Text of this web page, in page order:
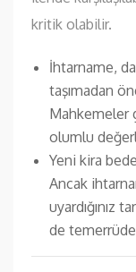
kritik olabilir.
İhtarname,
taşımadan
Mahkemeler
olumlu
Yeni kira
Ancak
uyardığınız
de